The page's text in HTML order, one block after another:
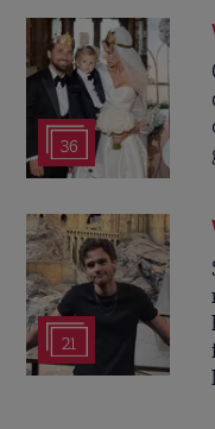
36
21